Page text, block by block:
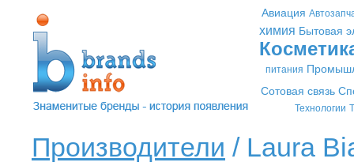
Авиация
химия Бытовая
питания
Сотовая связь
Технологии
Производители / Laura